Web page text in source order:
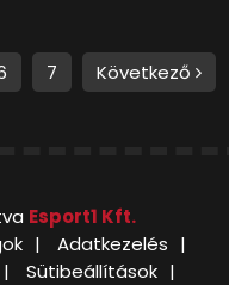
7 Következő
Esport1 Kft.
Adatkezelés
Sütibeállítások